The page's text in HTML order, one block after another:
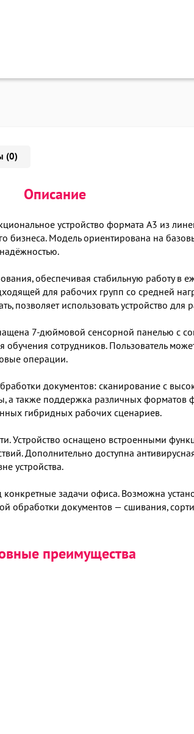
(0)
Описание
устройство формата A3 из
Модель ориентирована на
обеспечивая стабильную работу в
для рабочих групп со средней
позволяет использовать устройство для
7-дюймовой сенсорной панелью с
сотрудников. Пользователь
операции.
документов: сканирование с
а также поддержка различных
гибридных рабочих сценариев.
Устройство оснащено встроенными
Дополнительно доступна
устройства.
конкретные задачи офиса. Возможна
обработки документов — сшивания,
преимущества